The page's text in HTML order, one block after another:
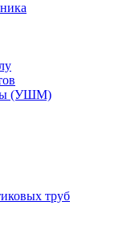
(УШМ)
труб